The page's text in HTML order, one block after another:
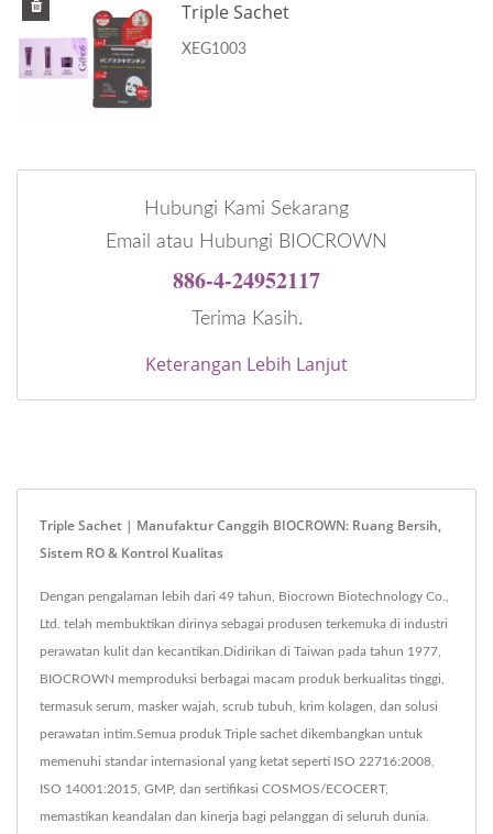
Triple Sachet
XEG1003
Hubungi Kami Sekarang
Email atau Hubungi BIOCROWN
886-4-24952117
Terima Kasih.
Keterangan Lebih Lanjut
Triple Sachet | Manufaktur Canggih BIOCROWN: Ruang Bersih,
Sistem RO & Kontrol Kualitas
Dengan pengalaman lebih dari 49 tahun, Biocrown Biotechnology Co.,
Ltd. telah membuktikan dirinya sebagai produsen terkemuka di industri
perawatan kulit dan kecantikan.Didirikan di Taiwan pada tahun 1977,
BIOCROWN memproduksi berbagai macam produk berkualitas tinggi,
termasuk serum, masker wajah, scrub tubuh, krim kolagen, dan solusi
perawatan intim.Semua produk Triple sachet dikembangkan untuk
memenuhi standar internasional yang ketat seperti ISO 22716:2008,
ISO 14001:2015, GMP, dan sertifikasi COSMOS/ECOCERT,
memastikan keandalan dan kinerja bagi pelanggan di seluruh dunia.